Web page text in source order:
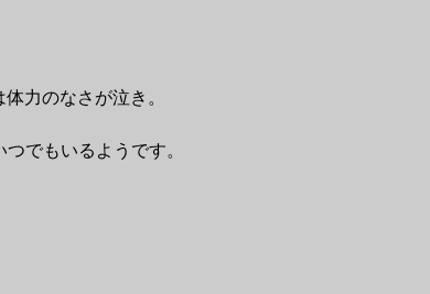
力のなさが泣き。
でもいるようです。